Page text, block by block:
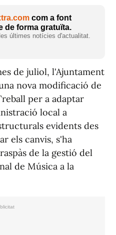
com a font
de forma gratuïta.
últimes notícies d'actualitat.
de juliol, l'Ajuntament
nova modificació de
per a adaptar
local a
evidents des
els canvis, s'ha
de la gestió del
de Música a la